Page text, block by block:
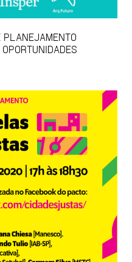
PLANEJAMENTO